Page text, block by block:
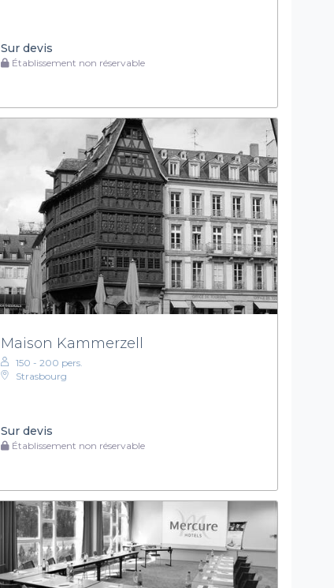
Sur devis
Établissement non réservable
Maison Kammerzell
150 - 200 pers.
Strasbourg
Sur devis
Établissement non réservable